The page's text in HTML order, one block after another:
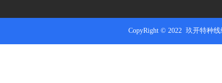
CopyRight © 2022 玖开特种